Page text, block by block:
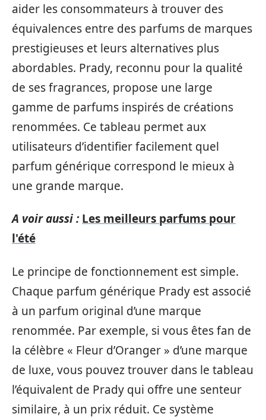
aider les consommateurs à trouver des
équivalences entre des parfums de marques
prestigieuses et leurs alternatives plus
abordables. Prady, reconnu pour la qualité
de ses fragrances, propose une large
gamme de parfums inspirés de créations
renommées. Ce tableau permet aux
utilisateurs d’identifier facilement quel
parfum générique correspond le mieux à
une grande marque.
A voir aussi : Les meilleurs parfums pour
l'été
Le principe de fonctionnement est simple.
Chaque parfum générique Prady est associé
à un parfum original d’une marque
renommée. Par exemple, si vous êtes fan de
la célèbre « Fleur d’Oranger » d’une marque
de luxe, vous pouvez trouver dans le tableau
l’équivalent de Prady qui offre une senteur
similaire, à un prix réduit. Ce système